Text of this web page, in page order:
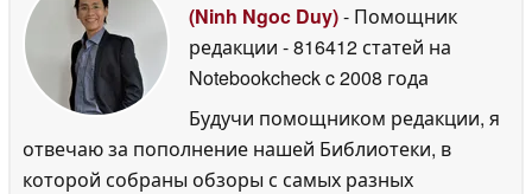
(Ninh Ngoc Duy)- Помощник
редакции - 816412 статей на
Notebookcheckc 2008 года
Будучи помощником редакции, я
отвечаю за пополнение нашей Библиотеки, в
которой собраны обзоры с самых разных